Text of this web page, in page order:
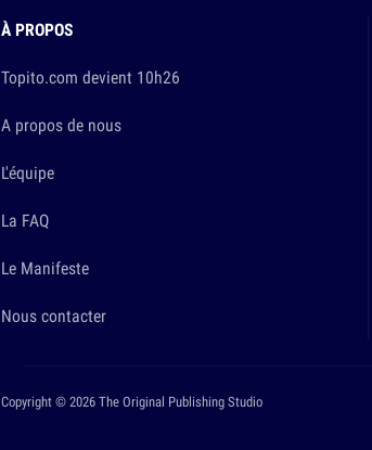
À PROPOS
Topito.com devient 10h26
A propos de nous
L'équipe
La FAQ
Le Manifeste
Nous contacter
Copyright © 2026 The Original Publishing Studio